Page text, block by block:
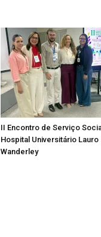
II Encontro de Serviço
Hospital Universitário Lauro
Wanderley